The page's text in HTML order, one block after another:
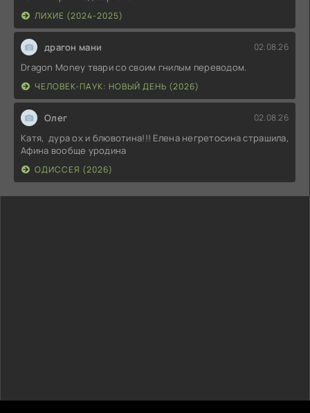
ЛИХИЕ (2024-2025)
драгон мани 02.08.26
Dragon Money твари со своим гнилым переводом.
ЧЕЛОВЕК-ПАУК: НОВЫЙ ДЕНЬ (2026)
Олег 02.08.26
Катя, дура ох и блювотина!!! Елена негретосина страшила,
Афина вообще уродина
ОДИССЕЯ (2026)